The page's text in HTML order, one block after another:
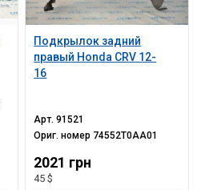
Подкрылок задний
правый Honda CRV 12-
16
Арт.91521
Ориг. номер 74552T0AA01
2021 грн
45 $